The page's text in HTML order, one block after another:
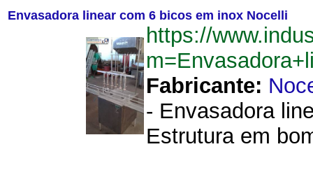
Envasadora linear com 6 bicos em inox Nocelli
https://
Fabricante:
- Envasadora
Estrutura em